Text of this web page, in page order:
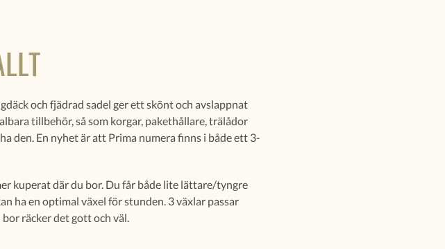
och fjädrad sadel ger ett skönt och avslappnat
tillbehör, så som korgar, pakethållare, trälådor
den. En nyhet är att Prima numera finns i både ett 3-
kuperat där du bor. Du får både lite lättare/tyngre
ha en optimal växel för stunden. 3 växlar passar
räcker det gott och väl.